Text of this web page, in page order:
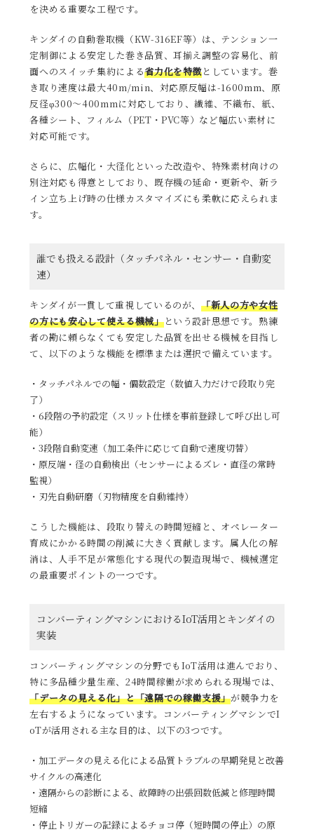
を決める重要な工程です。
キンダイの自動巻取機（KW-316EF等）は、テンション一
定制御による安定した巻き品質、耳揃え調整の容易化、前
面へのスイッチ集約による省力化を特徴としています。巻
き取り速度は最大40m/min、対応原反幅は-1600mm、原
反径φ300～400mmに対応しており、繊維、不織布、紙、
各種シート、フィルム（PET・PVC等）など幅広い素材に
対応可能です。
さらに、広幅化・大径化といった改造や、特殊素材向けの
別注対応も得意としており、既存機の延命・更新や、新ラ
イン立ち上げ時の仕様カスタマイズにも柔軟に応えられま
す。
誰でも扱える設計（タッチパネル・センサー・自動変
速）
キンダイが一貫して重視しているのが、「新人の方や女性
の方にも安心して使える機械」という設計思想です。熟練
者の勘に頼らなくても安定した品質を出せる機械を目指し
て、以下のような機能を標準または選択で備えています。
タッチパネルでの幅・個数設定（数値入力だけで段取り完
了）
6段階の予約設定（スリット仕様を事前登録して呼び出し可
能）
3段階自動変速（加工条件に応じて自動で速度切替）
原反端・径の自動検出（センサーによるズレ・直径の常時
監視）
刃先自動研磨（刃物精度を自動維持）
こうした機能は、段取り替えの時間短縮と、オペレーター
育成にかかる時間の削減に大きく貢献します。属人化の解
消は、人手不足が常態化する現代の製造現場で、機械選定
の最重要ポイントの一つです。
コンバーティングマシンにおけるIoT活用とキンダイの
実装
コンバーティングマシンの分野でもIoT活用は進んでおり、
特に多品種少量生産、24時間稼働が求められる現場では、
「データの見える化」と「遠隔での稼働支援」が競争力を
左右するようになっています。コンバーティングマシンでI
oTが活用される主な目的は、以下の3つです。
加工データの見える化による品質トラブルの早期発見と改善
サイクルの高速化
遠隔からの診断による、故障時の出張回数低減と修理時間
短縮
停止トリガーの記録によるチョコ停（短時間の停止）の原